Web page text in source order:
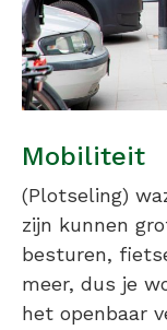
Mobiliteit
(Plotseling)
zijn kunnen
besturen,
meer, dus je
het openbaar